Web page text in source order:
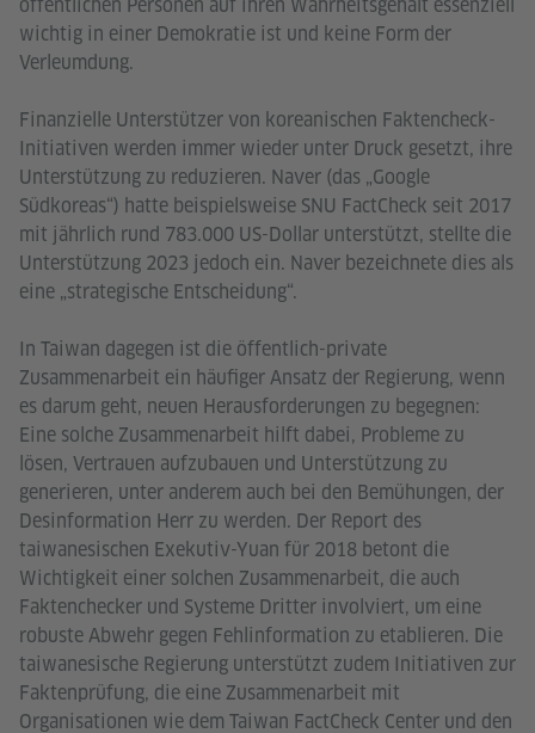
öffentlichen Personen auf ihren Wahrheitsgehalt essenziell
wichtig in einer Demokratie ist und keine Form der
Verleumdung.
Finanzielle Unterstützer von koreanischen Faktencheck-
Initiativen werden immer wieder unter Druck gesetzt, ihre
Unterstützung zu reduzieren. Naver (das „Google
Südkoreas“) hatte beispielsweise SNU FactCheck seit 2017
mit jährlich rund 783.000 US-Dollar unterstützt, stellte die
Unterstützung 2023 jedoch ein. Naver bezeichnete dies als
eine „strategische Entscheidung“.
In Taiwan dagegen ist die öffentlich-private
Zusammenarbeit ein häufiger Ansatz der Regierung, wenn
es darum geht, neuen Herausforderungen zu begegnen:
Eine solche Zusammenarbeit hilft dabei, Probleme zu
lösen, Vertrauen aufzubauen und Unterstützung zu
generieren, unter anderem auch bei den Bemühungen, der
Desinformation Herr zu werden. Der Report des
taiwanesischen Exekutiv-Yuan für 2018 betont die
Wichtigkeit einer solchen Zusammenarbeit, die auch
Faktenchecker und Systeme Dritter involviert, um eine
robuste Abwehr gegen Fehlinformation zu etablieren. Die
taiwanesische Regierung unterstützt zudem Initiativen zur
Faktenprüfung, die eine Zusammenarbeit mit
Organisationen wie dem Taiwan FactCheck Center und den